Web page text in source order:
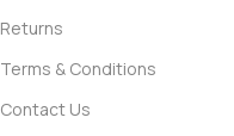
Returns
Terms & Conditions
Contact Us